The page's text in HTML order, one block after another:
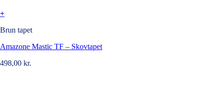
+
Brun tapet
Amazone Mastic TF – Skovtapet
498,00 kr.